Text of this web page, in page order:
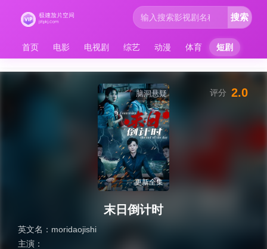
首页 电影 电视剧 综艺 动漫 体育 短剧
搜索
脑洞悬疑
更新全集
末日倒计时
英文名： moridaojishi
主演：
评分 2.0